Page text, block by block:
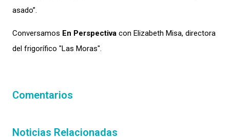
asado”.
Conversamos En Perspectiva con Elizabeth Misa, directora
del frigorífico "Las Moras".
Comentarios
Noticias Relacionadas